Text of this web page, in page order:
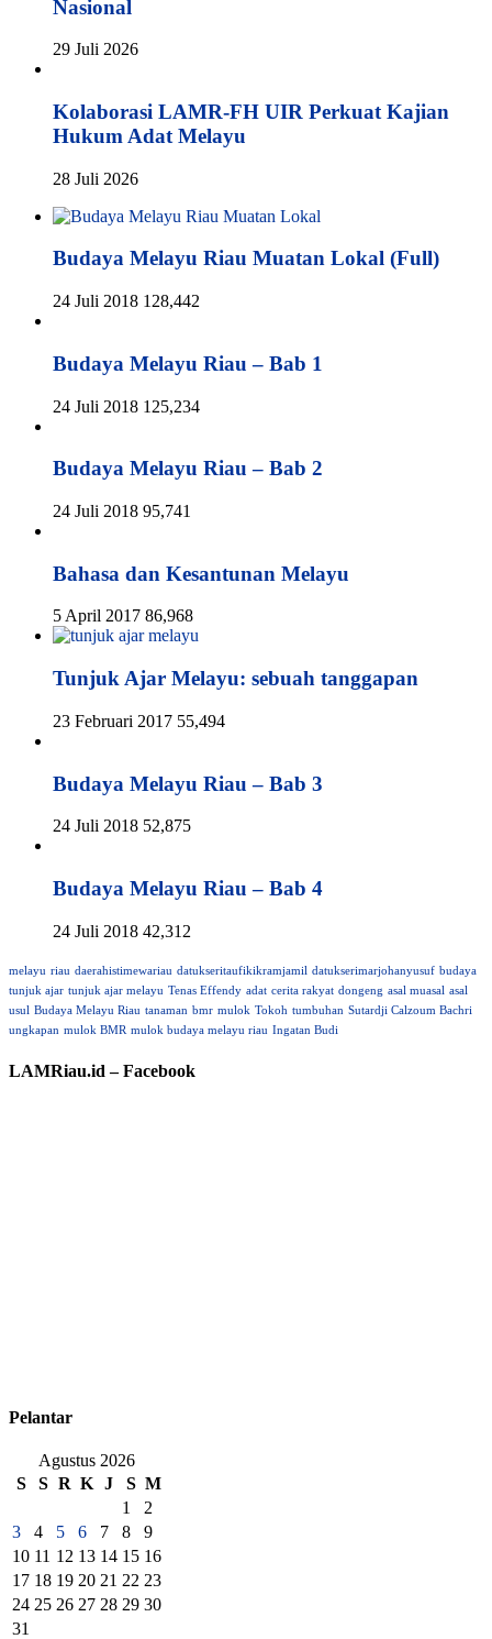
Nasional
29 Juli 2026
Kolaborasi LAMR-FH UIR Perkuat Kajian
Hukum Adat Melayu
28 Juli 2026
Budaya Melayu Riau Muatan Lokal (Full)
24 Juli 2018 128,442
Budaya Melayu Riau – Bab 1
24 Juli 2018 125,234
Budaya Melayu Riau – Bab 2
24 Juli 2018 95,741
Bahasa dan Kesantunan Melayu
5 April 2017 86,968
Tunjuk Ajar Melayu: sebuah tanggapan
23 Februari 2017 55,494
Budaya Melayu Riau – Bab 3
24 Juli 2018 52,875
Budaya Melayu Riau – Bab 4
24 Juli 2018 42,312
melayu riau daerahistimewariau datukseritaufikikramjamil datukserimarjohanyusuf budaya
tunjuk ajar tunjuk ajar melayu Tenas Effendy adat cerita rakyat dongeng asal muasal asal
usul Budaya Melayu Riau tanaman bmr mulok Tokoh tumbuhan Sutardji Calzoum Bachri
ungkapan mulok BMR mulok budaya melayu riau Ingatan Budi
LAMRiau.id – Facebook
Pelantar
Agustus 2026
S
S R K J S M
1
2
3
4 5 6 7 8
9
10 11 12 13 14 15 16
17 18 19 20 21 22 23
24 25 26 27 28 29 30
31